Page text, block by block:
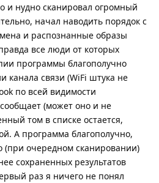
и нудно сканировал огромный
начал наводить порядок с
и распознанные образы
все люди от которых
программы благополучно
канала связи (WiFi штука не
по всей видимости
(может оно и не
том в списке остается,
А программа благополучно,
(при очередном сканировании)
сохраненных результатов
раз я ничего не понял